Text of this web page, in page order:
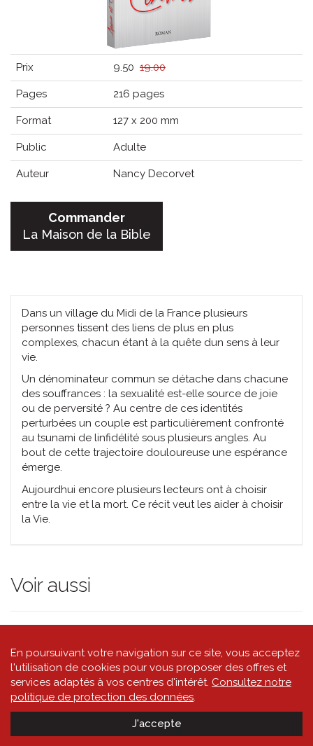
Prix 9.50 19.00
Pages 216 pages
Format 127 x 200 mm
Public Adulte
Auteur Nancy Decorvet
Commander
La Maison de la Bible
Dans un village du Midi de la France plusieurs
personnes tissent des liens de plus en plus
complexes, chacun étant à la quête dun sens à leur
vie.
Un dénominateur commun se détache dans chacune
des souffrances : la sexualité est-elle source de joie
ou de perversité ? Au centre de ces identités
perturbées un couple est particulièrement confronté
au tsunami de linfidélité sous plusieurs angles. Au
bout de cette trajectoire douloureuse une espérance
émerge.
Aujourdhui encore plusieurs lecteurs ont à choisir
entre la vie et la mort. Ce récit veut les aider à choisir
la Vie.
Voir aussi
Conditions générales de vente
En poursuivant votre navigation sur ce site, vous acceptez
l'utilisation de cookies pour vous proposer des offres et
services adaptés à vos centres d'intérêt. Consultez notre
politique de protection des données
J'accepte